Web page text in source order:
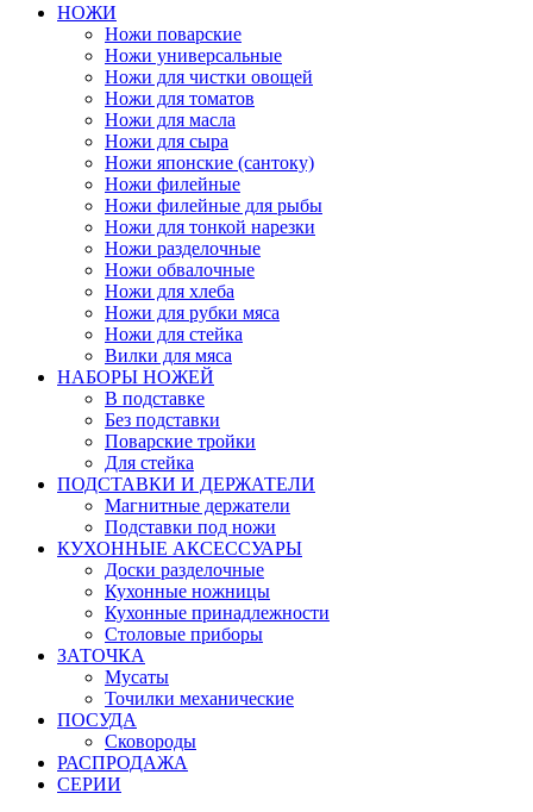
НОЖИ
Ножи поварские
Ножи универсальные
Ножи для чистки овощей
Ножи для томатов
Ножи для масла
Ножи для сыра
Ножи японские (сантоку)
Ножи филейные
Ножи филейные для рыбы
Ножи для тонкой нарезки
Ножи разделочные
Ножи обвалочные
Ножи для хлеба
Ножи для рубки мяса
Ножи для стейка
Вилки для мяса
НАБОРЫ НОЖЕЙ
В подставке
Без подставки
Поварские тройки
Для стейка
ПОДСТАВКИ И ДЕРЖАТЕЛИ
Магнитные держатели
Подставки под ножи
КУХОННЫЕ АКСЕССУАРЫ
Доски разделочные
Кухонные ножницы
Кухонные принадлежности
Столовые приборы
ЗАТОЧКА
Мусаты
Точилки механические
ПОСУДА
Сковороды
РАСПРОДАЖА
СЕРИИ